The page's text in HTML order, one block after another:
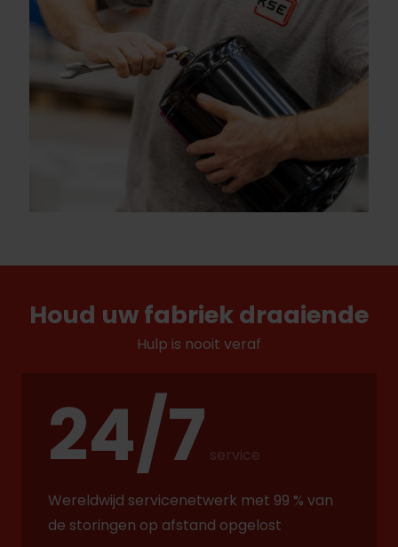
Houd uw fabriek draaiende
Hulp is nooit veraf
24/7 service
Wereldwijd servicenetwerk met 99 % van
de storingen op afstand opgelost